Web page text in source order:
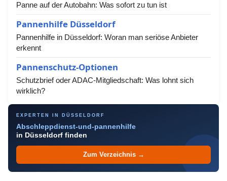
Panne auf der Autobahn: Was sofort zu tun ist
Pannenhilfe Düsseldorf
Pannenhilfe in Düsseldorf: Woran man seriöse Anbieter
erkennt
Pannenschutz-Optionen
Schutzbrief oder ADAC-Mitgliedschaft: Was lohnt sich
wirklich?
EXPERTEN IN DÜSSELDORF
Abschleppdienst-und-pannenhilfe
in Düsseldorf finden
Zum Verzeichnis →